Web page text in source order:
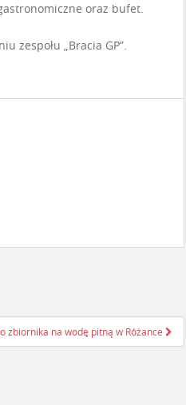
oraz bufet.
zespołu „Bracia GP”.
zbiornika na wodę pitną w Różance